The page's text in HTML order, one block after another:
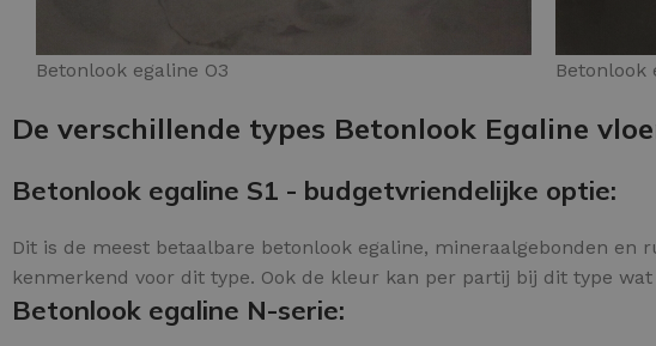
Betonlook egaline O3 Betonlook
De verschillende types Betonlook Egaline
Betonlook egaline S1 - budgetvriendelijke optie:
Dit is de meest betaalbare betonlook egaline, mineraalgebonden
kenmerkend voor dit type. Ook de kleur kan per partij bij dit type
Betonlook egaline N-serie: